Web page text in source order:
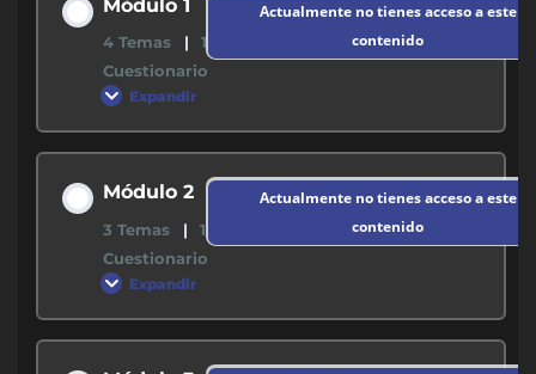
Módulo 1
4 Temas |
1
Cuestionario
Actualmente no tienes acceso a este
contenido
Expandir
0/4 pasos
M1 – Fundamentos del Entrenamiento
Personal (PDF)
Módulo 2
3 Temas |
1
Cuestionario
Actualmente no tienes acceso a este
contenido
Expandir